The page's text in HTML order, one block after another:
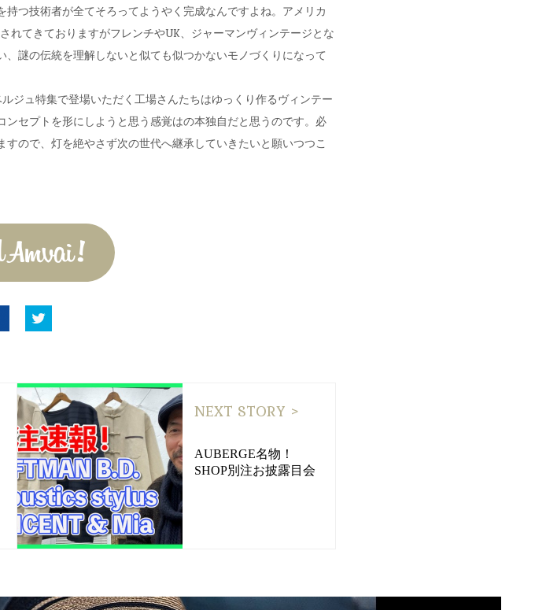
つ技術者が全てそろってようやく完成なんですよね。アメリカ
てきておりますがフレンチやUK、ジャーマンヴィンテージとな
謎の伝統を理解しないと似ても似つかないモノづくりになって
ジュ特集で登場いただく工場さんたちはゆっくり作るヴィンテー
セプトを形にしようと思う感覚はの本独自だと思うのです。必
ので、灯を絶やさず次の世代へ継承していきたいと願いつつこ
NEXT STORY >
AUBERGE名物！
SHOP別注お披露目会